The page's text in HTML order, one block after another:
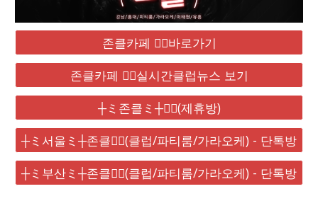
존클카페 ❤️‍🔥바로가기
존클카페 ❤️‍🔥실시간클럽뉴스 보기
┼ミ존클ミ┼❤️‍🔥(제휴방)
┼ミ서울ミ┼존클❤️‍🔥(클럽/파티룸/가라오케) - 단톡방
┼ミ부산ミ┼존클❤️‍🔥(클럽/파티룸/가라오케) - 단톡방